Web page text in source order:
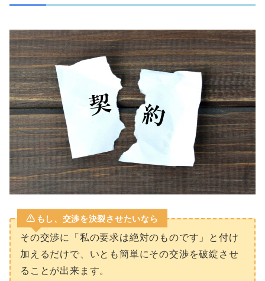
もし、交渉を決裂させたいなら
その交渉に「私の要求は絶対のものです」と付け
加えるだけで、いとも簡単にその交渉を破綻させ
ることが出来ます。